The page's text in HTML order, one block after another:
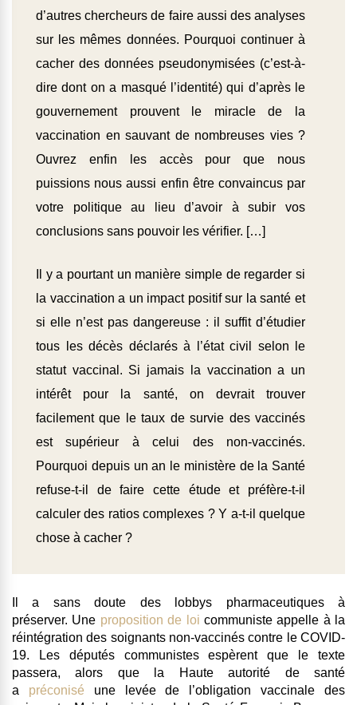
d’autres chercheurs de faire aussi des analyses
sur les mêmes données. Pourquoi continuer à
cacher des données pseudonymisées (c’est-à-
dire dont on a masqué l’identité) qui d’après le
gouvernement prouvent le miracle de la
vaccination en sauvant de nombreuses vies ?
Ouvrez enfin les accès pour que nous
puissions nous aussi enfin être convaincus par
votre politique au lieu d’avoir à subir vos
conclusions sans pouvoir les vérifier. […]
Il y a pourtant un manière simple de regarder si
la vaccination a un impact positif sur la santé et
si elle n’est pas dangereuse : il suffit d’étudier
tous les décès déclarés à l’état civil selon le
statut vaccinal. Si jamais la vaccination a un
intérêt pour la santé, on devrait trouver
facilement que le taux de survie des vaccinés
est supérieur à celui des non-vaccinés.
Pourquoi depuis un an le ministère de la Santé
refuse-t-il de faire cette étude et préfère-t-il
calculer des ratios complexes ? Y a-t-il quelque
chose à cacher ?
Il a sans doute des lobbys pharmaceutiques à
préserver. Une proposition de loi communiste appelle à la
réintégration des soignants non-vaccinés contre le COVID-
19. Les députés communistes espèrent que le texte
passera, alors que la Haute autorité de santé
a préconisé une levée de l’obligation vaccinale des